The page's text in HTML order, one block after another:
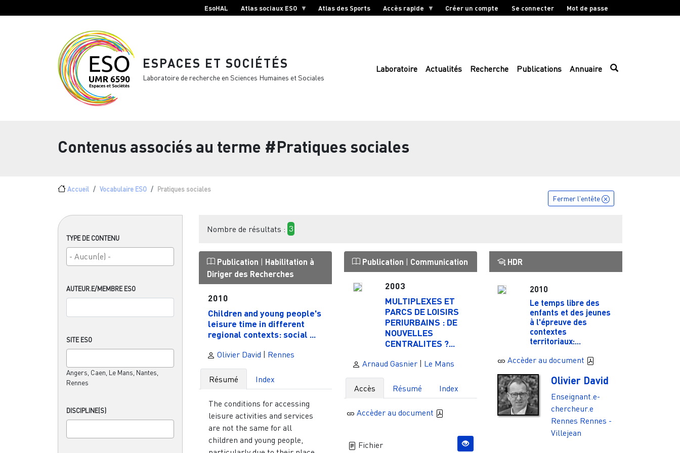
EsoHAL Atlas sociaux ESO Atlas des Sports Accès rapide Créer un compte Se connecter Mot de passe
ESPACES ET SOCIÉTÉS
Laboratoire de recherche en Sciences Humaines et Sociales
Laboratoire Actualités Recherche Publications Annuaire
Contenus associés au terme #Pratiques sociales
Fil d'Ariane
Accueil Vocabulaire ESO Pratiques sociales
TYPE DE CONTENU
AUTEUR.E/MEMBRE ESO
SITE ESO
Angers, Caen, Le Mans, Nantes,
Rennes
DISCIPLINE(S)
Fermer l'entête
Nombre de résultats : 3
Publication | Habilitation à
Diriger des Recherches
2010
Children and young people's
leisure time in different
regional contexts: social ...
Olivier David | Rennes
Résumé Index
The conditions for accessing
leisure activities and services
are not the same for all
children and young people,
Publication | Communication
2003
MULTIPLEXES ET
PARCS DE LOISIRS
PERIURBAINS : DE
NOUVELLES
CENTRALITES ?...
Arnaud Gasnier| Le Mans
Accès Résumé Index
Accèder au document
Fichier
HDR
2010
Le temps libre des
enfants et des jeunes
à l'épreuve des
contextes
territoriaux:...
Accèder au document
Olivier David
Enseignant.e-
chercheur.e
Rennes Rennes -
Villejean